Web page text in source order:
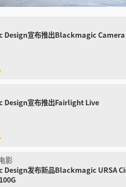
宣布推出Blackmagic Camera
宣布推出Fairlight Live
影
发布新品Blackmagic URSA